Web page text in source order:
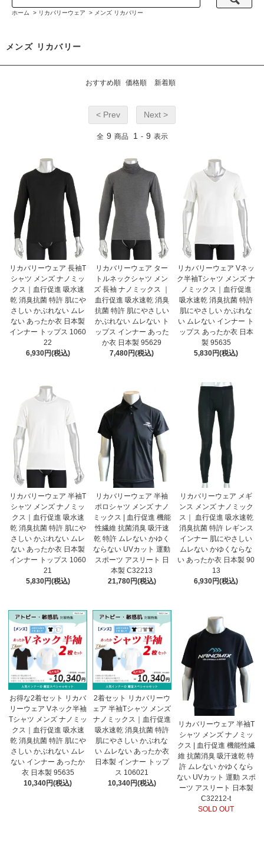
ホーム > リカバリーウェア > メンズ リカバリー
メンズ リカバリー
おすすめ順 価格順 新着順
< Prev Next >
全 9 商品 1 - 9 表示
リカバリーウェア 長袖T
シャツ メンズ ナノミッ
クス｜血行促進 吸水速
乾 消臭抗菌 特許 肌にや
さしい かぶれない ムレ
ない あったか衣 日本製
インナー トップス 1060
22
6,930円(税込)
リカバリーウェア ター
トルネックシャツ メン
ズ 長袖 ナノミックス ｜
血行促進 吸水速乾 消臭
抗菌 特許 肌にやさしい
かぶれない ムレない ト
ップス インナー あった
か衣 日本製 95629
7,480円(税込)
リカバリーウェア Vネッ
ク半袖Tシャツ メンズ ナ
ノミックス｜血行促進
吸水速乾 消臭抗菌 特許
肌にやさしい かぶれな
い ムレない インナー ト
ップス あったか衣 日本
製 95635
5,830円(税込)
リカバリーウェア 半袖T
シャツ メンズ ナノミッ
クス｜血行促進 吸水速
乾 消臭抗菌 特許 肌にや
さしい かぶれない ムレ
ない あったか衣 日本製
インナー トップス 1060
21
5,830円(税込)
リカバリーウェア 半袖
ポロシャツ メンズ ナノ
ミックス | 血行促進 機能
性繊維 抗菌消臭 吸汗速
乾 特許 ムレない かゆく
ならない UVカット 運動
スポーツ アスリート 日
本製 C32213
21,780円(税込)
リカバリーウェア メギ
ンス メンズ ナノミック
ス｜ 血行促進 吸水速乾
消臭抗菌 特許 レギンス
インナー 肌にやさしい
ムレない かゆくならな
い あったか衣 日本製 90
13
6,930円(税込)
お得な2着セット リカバ
リーウェア Vネック半袖
Tシャツ メンズ ナノミッ
クス｜血行促進 吸水速
乾 消臭抗菌 特許 肌にや
さしい かぶれない ムレ
ない インナー あったか
衣 日本製 95635
10,340円(税込)
2着セット リカバリーウ
ェア 半袖Tシャツ メンズ
ナノミックス｜血行促進
吸水速乾 消臭抗菌 特許
肌にやさしい かぶれな
い ムレない あったか衣
日本製 インナー トップ
ス 106021
10,340円(税込)
リカバリーウェア 半袖T
シャツ メンズ ナノミッ
クス | 血行促進 機能性繊
維 抗菌消臭 吸汗速乾 特
許 ムレない かゆくなら
ない UVカット 運動 スポ
ーツ アスリート 日本製
C32212-t
SOLD OUT